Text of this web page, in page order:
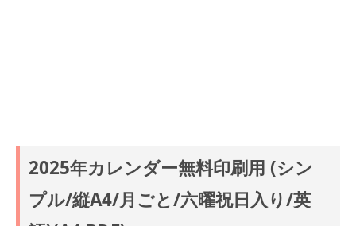
2025年カレンダー無料印刷用 (シン
プル/縦A4/月ごと/六曜祝日入り/英